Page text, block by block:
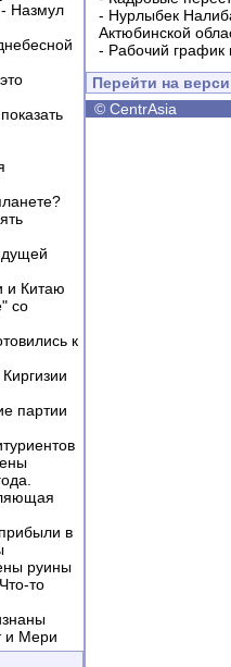
Назмул
и Китаю
со
к
партии
в
руины
то
и Мери
- Нурлыбек
Актюбинской
- Рабочий график
Перейти на
© CentrAsia